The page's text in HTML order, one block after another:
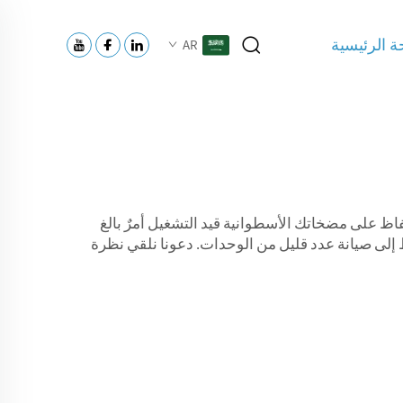
الرئيسية AR
على مضخاتك الأسطوانية قيد التشغيل أمرٌ بالغ
صيانة عدد قليل من الوحدات. دعونا نلقي نظرة